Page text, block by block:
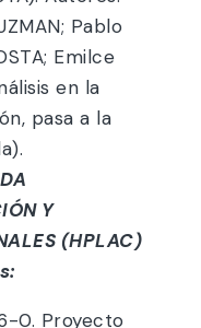
Pablo
Emilce
en la
pasa a la
Y
(HPLAC)
0. Proyecto